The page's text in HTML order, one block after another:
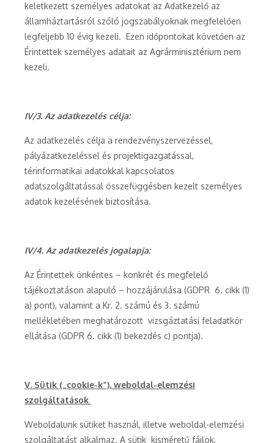
keletkezett személyes adatokat az Adatkezelő az
államháztartásról szóló jogszabályoknak megfelelően
legfeljebb 10 évig kezeli. Ezen időpontokat követően az
Érintettek személyes adatait az Agrárminisztérium nem
kezeli.
IV/3. Az adatkezelés célja:
Az adatkezelés célja a rendezvényszervezéssel,
pályázatkezeléssel és projektigazgatással,
térinformatikai adatokkal kapcsolatos
adatszolgáltatással összefüggésben kezelt személyes
adatok kezelésének biztosítása.
IV/4. Az adatkezelés jogalapja:
Az Érintettek önkéntes – konkrét és megfelelő
tájékoztatáson alapuló – hozzájárulása (GDPR 6. cikk (1)
a) pont), valamint a Kr. 2. számú és 3. számú
mellékletében meghatározott vizsgáztatási feladatkör
ellátása (GDPR 6. cikk (1) bekezdés c) pontja).
V. Sütik („cookie-k”), weboldal-elemzési
szolgáltatások
Weboldalunk sütiket használ, illetve weboldal-elemzési
szolgáltatást alkalmaz. A sütik kisméretű fájlok,